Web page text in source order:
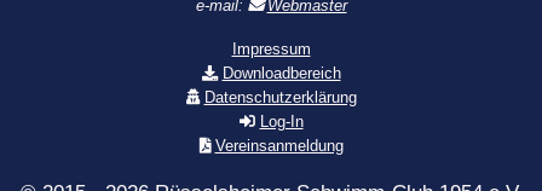
Impressum
Downloadbereich
Datenschutzerklärung
Log-In
Vereinsanmeldung
e-mail:
Webmaster